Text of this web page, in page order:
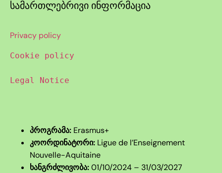
სამართლებრივი ინფორმაცია
Privacy policy
Cookie policy
Legal Notice
პროგრამა: Erasmus+
კოორდინატორი: Ligue de l’Enseignement
Nouvelle-Aquitaine
ხანგრძლივობა:01/10/2024 – 31/03/2027